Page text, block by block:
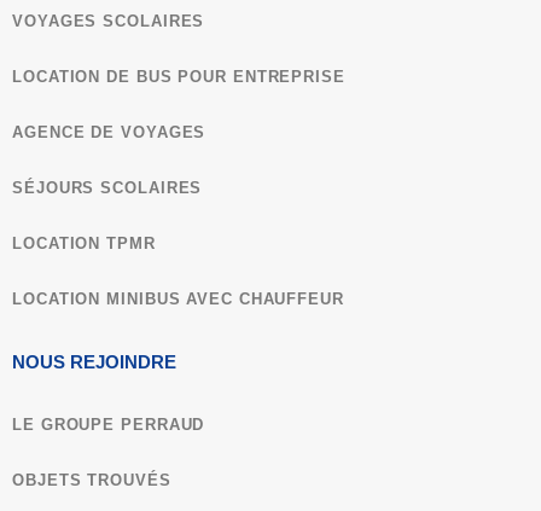
VOYAGES SCOLAIRES
LOCATION DE BUS POUR ENTREPRISE
AGENCE DE VOYAGES
SÉJOURS SCOLAIRES
LOCATION TPMR
LOCATION MINIBUS AVEC CHAUFFEUR
NOUS REJOINDRE
LE GROUPE PERRAUD
OBJETS TROUVÉS